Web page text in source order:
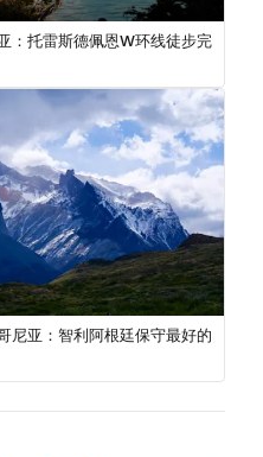
：托雷斯德佩恩W环线徒步完
尼亚：智利阿根廷保守最好的